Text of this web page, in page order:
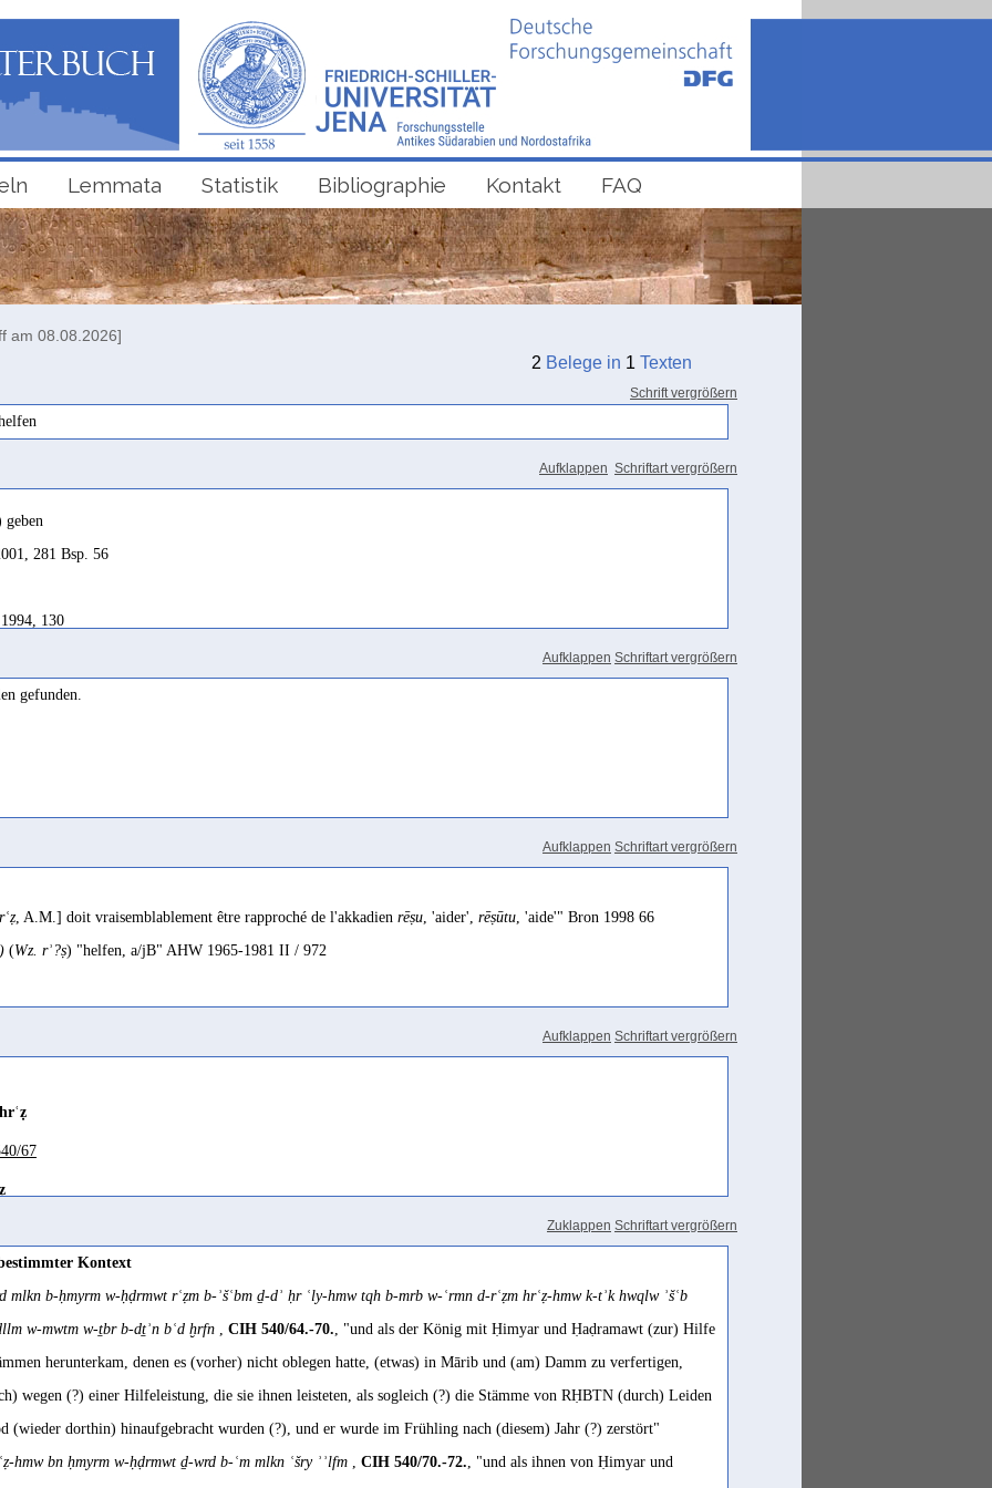
Lemmata Statistik Bibliographie Kontakt FAQ
am 08.08.2026]
2 Belege in 1 Texten
Schrift vergrößern
Aufklappen Schriftart vergrößern
geben
281 Bsp. 56
130
209 - 210 Bsp. 475
113
129
einen Auftrag erteilen
198
277
274
Aufklappen Schriftart vergrößern
gefunden.
Aufklappen Schriftart vergrößern
rʿẓ, A.M.] doit vraisemblablement être rapproché de l'akkadien rēṣu, 'aider', rēṣūtu, 'aide'" Bron 1998 66
(Wz. rʾ?ṣ) "helfen, a/jB" AHW 1965-1981 II / 972
Aufklappen Schriftart vergrößern
hrʿẓ
67
Zuklappen Schriftart vergrößern
Kontext
mlkn b-ḥmyrm w-ḥḍrmwt rʿẓm b-ʾšʿbm ḏ-dʾ ḥr ʿly-hmw tqh b-mrb w-ʿrmn d-rʿẓm hrʿẓ-hmw k-tʾk hwqlw ʾšʿb
w-mwtm w-ṯbr b-dṯʾn bʿd ḫrfn , CIH 540/64.-70., "und als der König mit Ḥimyar und Ḥaḍramawt (zur) Hilfe
herunterkam, denen es (vorher) nicht oblegen hatte, (etwas) in Mārib und (am) Damm zu verfertigen,
wegen (?) einer Hilfeleistung, die sie ihnen leisteten, als sogleich (?) die Stämme von RḤBTN (durch) Leiden
(wieder dorthin) hinaufgebracht wurden (?), und er wurde im Frühling nach (diesem) Jahr (?) zerstört"
hmw bn ḥmyrm w-ḥḍrmwt ḏ-wrd b-ʿm mlkn ʿšry ʾʾlfm , CIH 540/70.-72., "und als ihnen von Ḥimyar und